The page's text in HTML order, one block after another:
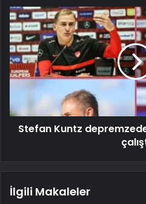
Stefan Kuntz
İlgili Makaleler